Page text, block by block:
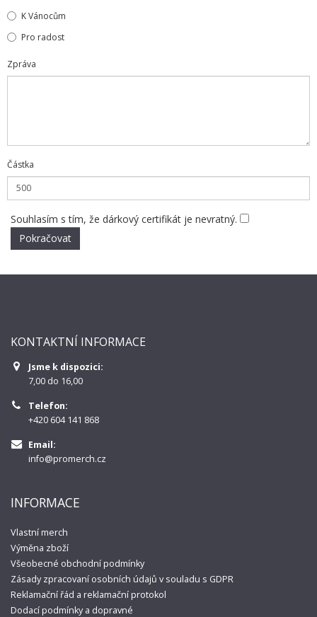
K Vánocům
Pro radost
Zpráva
Částka
Souhlasím s tím, že dárkový certifikát je nevratný.
KONTAKTNÍ INFORMACE
Jsme k dispozici:
7,00 do 16,00
Telefon:
+420 604 141 868
Email:
info@promerch.cz
INFORMACE
Vlastní merch
Výměna zboží
Všeobecné obchodní podmínky
Zásady zpracovaní osobních údajů v souladu s GDPR
Reklamační řád a reklamační protokol
Dodací podmínky a dopravné